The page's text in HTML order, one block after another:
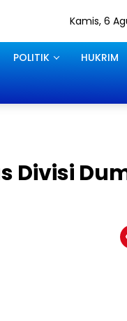
Kamis, 6
POLITIK HUKRIM
Divisi